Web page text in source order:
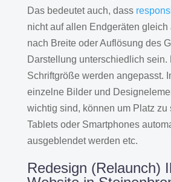
Das bedeutet auch, dass
nicht auf allen Endgeräten gleich
nach Breite oder Auflösung des
Darstellung unterschiedlich sein.
Schriftgröße werden angepasst.
einzelne Bilder und
wichtig sind, können um Platz zu
Tablets oder Smartphones
ausgeblendet werden etc.
Redesign (Relaunch)